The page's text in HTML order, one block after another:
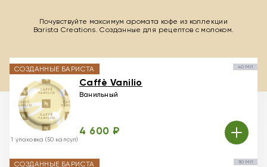
Почувствуйте максимум аромата кофе из коллекции
Barista Creations. Созданные для рецептов с молоком.
СОЗДАННЫЕ БАРИСТА
1 упаковка (50 капсул)
Caffè Vanilio
Ванильный
4 600 ₽
40 МЛ
СОЗДАННЫЕ БАРИСТА 110 МЛ